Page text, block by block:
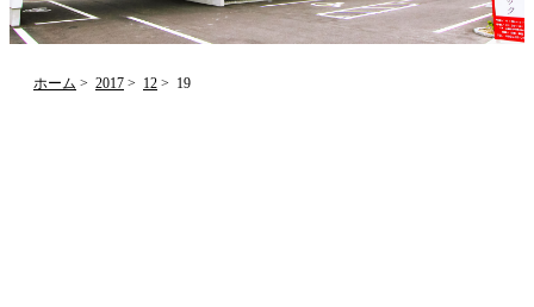
ホーム 2017 12 19